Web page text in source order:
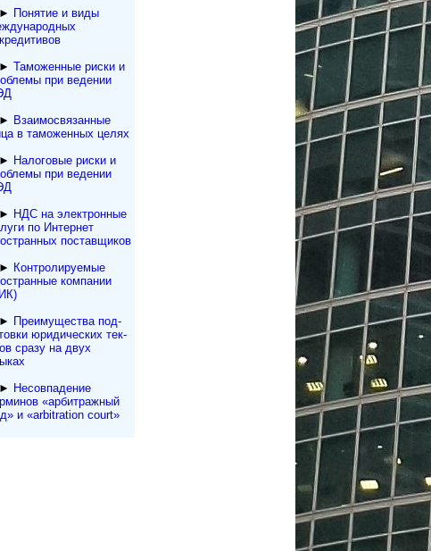
Понятие и виды
Таможенные риски и
при ведении
Взаимосвязанные
в таможенных целях
Налоговые риски и
при ведении
НДС на электронные
по Интернет
поставщиков
Контролируемые
компании
Преимущества под­
юри­ди­чес­ких тек­
сразу на двух
Несовпадение
«арбитражный
и «arbitration court»